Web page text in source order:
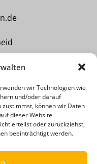
wir Technologien wie
und/oder darauf
zustimmst, können wir Daten
dieser Website
erteilst oder zurückziehst,
beeinträchtigt werden.